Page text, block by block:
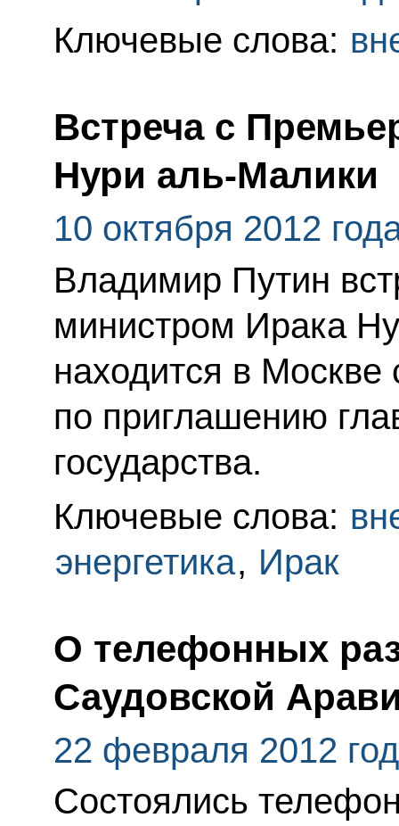
Ключевые слова:
Встреча с
Нури аль-Малики
10 октября 2012
Владимир Путин
министром Ирака
находится в
по приглашению
государства.
Ключевые слова:
энергетика, Ирак
О телефонных
Саудовской
22 февраля 2012
Состоялись